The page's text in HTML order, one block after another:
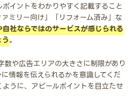
イントをわかりやすく記載すること
ミリー向け」「リフォーム済み」な
社ならではのサービスが感じられる
う。
や広告エリアの大きさに制限があり
情報を伝えられるかを意識してくだ
うに、アピールポイントを目立たせ